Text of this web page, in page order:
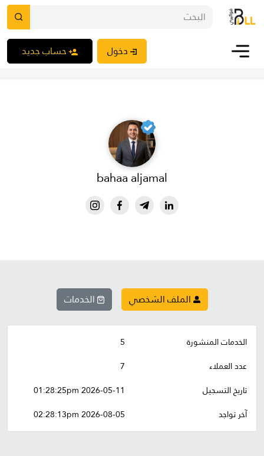
دخول حساب جديد
bahaa aljamal
الملف الشخصي الخدمات
الخدمات المنشورة
5
عدد العملاء
7
تاريخ التسجيل
2026-05-11 01:28:25pm
آخر تواجد
2026-08-05 02:28:13pm